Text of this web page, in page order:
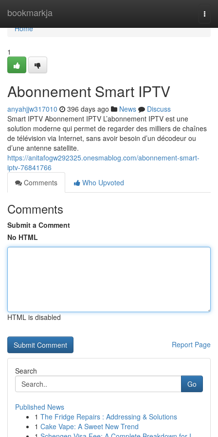
bookmarkja
Home
Home
1
Abonnement Smart IPTV
anyahjjw317010 396 days ago News
Discuss
Smart IPTV Abonnement IPTV L’abonnement IPTV est une
solution moderne qui permet de regarder des milliers de chaînes
de télévision via Internet, sans avoir besoin d’un décodeur ou
d’une antenne satellite.
https://anitafogw292325.onesmablog.com/abonnement-smart-
iptv-76841766
Comments
Who Upvoted
Comments
Submit a Comment
No HTML
HTML is disabled
Report Page
Search
Go
Published News
1 The Fridge Repairs : Addressing & Solutions
1 Cake Vape: A Sweet New Trend